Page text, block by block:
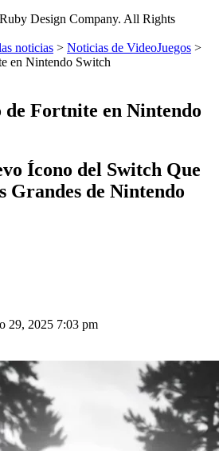
Design Company. All Rights
noticias > Noticias de VideoJuegos >
en Nintendo Switch
Fortnite en Nintendo
Ícono del Switch Que
Grandes de Nintendo
29, 2025 7:03 pm